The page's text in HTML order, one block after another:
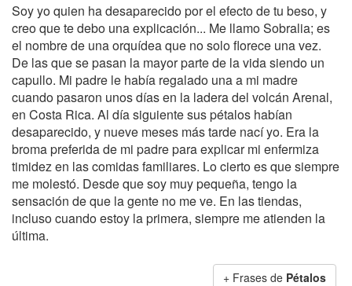
Soy yo quien ha desaparecido por el efecto de tu beso, y
creo que te debo una explicación... Me llamo Sobralia; es
el nombre de una orquídea que no solo florece una vez.
De las que se pasan la mayor parte de la vida siendo un
capullo. Mi padre le había regalado una a mi madre
cuando pasaron unos días en la ladera del volcán Arenal,
en Costa Rica. Al día siguiente sus pétalos habían
desaparecido, y nueve meses más tarde nací yo. Era la
broma preferida de mi padre para explicar mi enfermiza
timidez en las comidas familiares. Lo cierto es que siempre
me molestó. Desde que soy muy pequeña, tengo la
sensación de que la gente no me ve. En las tiendas,
incluso cuando estoy la primera, siempre me atienden la
última.
+ Frases de Pétalos